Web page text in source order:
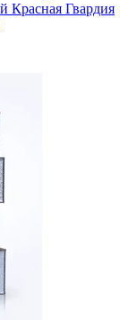
Красная Гвардия